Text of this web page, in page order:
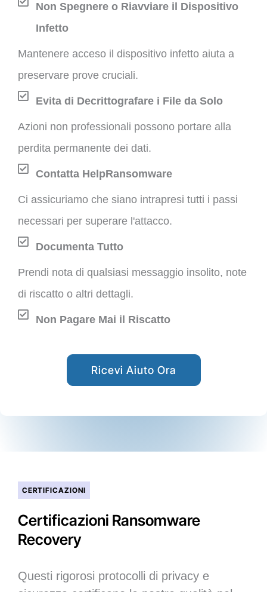
Non Spegnere o Riavviare il Dispositivo
Infetto
Mantenere acceso il dispositivo infetto aiuta a
preservare prove cruciali.
Evita di Decrittografare i File da Solo
Azioni non professionali possono portare alla
perdita permanente dei dati.
Contatta HelpRansomware
Ci assicuriamo che siano intrapresi tutti i passi
necessari per superare l'attacco.
Documenta Tutto
Prendi nota di qualsiasi messaggio insolito, note
di riscatto o altri dettagli.
Non Pagare Mai il Riscatto
Ricevi Aiuto Ora
CERTIFICAZIONI
Certificazioni Ransomware
Recovery
Questi rigorosi protocolli di privacy e